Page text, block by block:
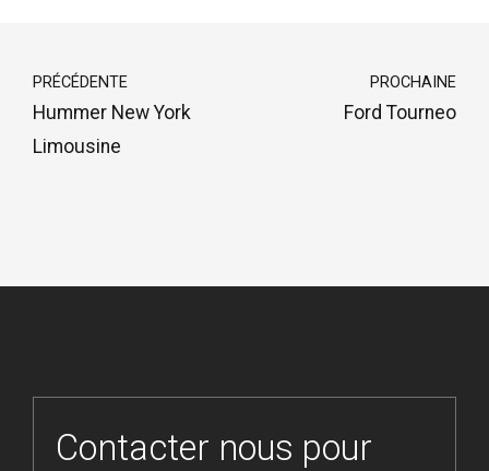
PRÉCÉDENTE
Hummer New York
Limousine
PROCHAINE
Ford Tourneo
Contacter nous pour